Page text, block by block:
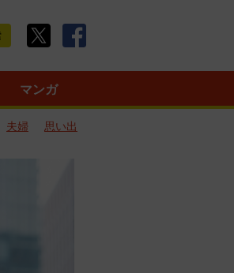
マンガ
夫婦
思い出